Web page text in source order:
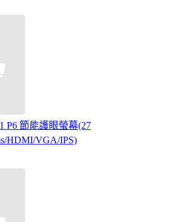
P6 節能護眼螢幕(27
HDMI/VGA/IPS)